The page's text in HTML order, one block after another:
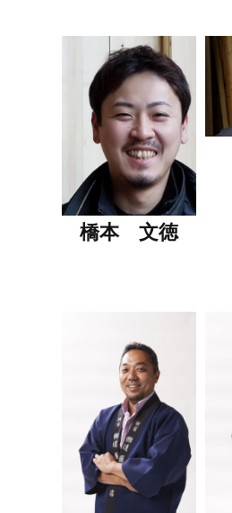
橋本 文徳